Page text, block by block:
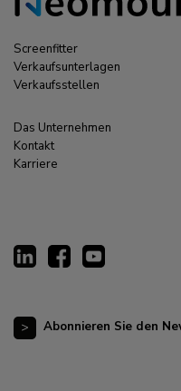
Screenfitter
Verkaufsunterlagen
Verkaufsstellen
Das Unternehmen
Kontakt
Karriere
Abonnieren Sie den